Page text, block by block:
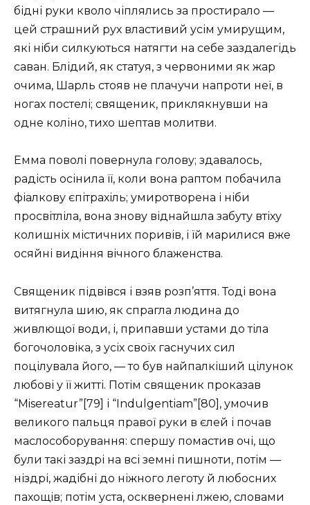
бідні руки кволо чіплялись за простирало —
цей страшний рух властивий усім умирущим,
які ніби силкуються натягти на себе заздалегідь
саван. Блідий, як статуя, з червоними як жар
очима, Шарль стояв не плачучи напроти неї, в
ногах постелі; священик, приклякнувши на
одне коліно, тихо шептав молитви.
Емма поволі повернула голову; здавалось,
радість осінила її, коли вона раптом побачила
фіалкову єпітрахіль; умиротворена і ніби
просвітліла, вона знову віднайшла забуту втіху
колишніх містичних поривів, і їй марилися вже
осяйні видіння вічного блаженства.
Священик підвівся і взяв розп’яття. Тоді вона
витягнула шию, як спрагла людина до
живлющої води, і, припавши устами до тіла
богочоловіка, з усіх своїх гаснучих сил
поцілувала його, — то був найпалкіший цілунок
любові у її житті. Потім священик проказав
“Misereatur”[79] і “Indulgentiam”[80], умочив
великого пальця правої руки в єлей і почав
маслособорування: спершу помастив очі, що
були такі заздрі на всі земні пишноти, потім —
ніздрі, жадібні до ніжного леготу й любосних
пахощів; потім уста, осквернені лжею, словами